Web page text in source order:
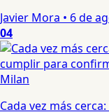
Javier Mora • 6 de
04
Cada vez más